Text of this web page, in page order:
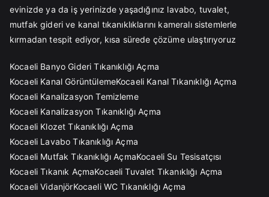
evinizde ya da iş yerinizde yaşadığınız lavabo, tuvalet,
mutfak gideri ve kanal tıkanıklıklarını kameralı sistemlerle
kırmadan tespit ediyor, kısa sürede çözüme ulaştırıyoruz
Kocaeli Banyo Gideri Tıkanıklığı Açma
Kocaeli Kanal GörüntülemeKocaeli Kanal Tıkanıklığı Açma
Kocaeli Kanalizasyon Temizleme
Kocaeli Kanalizasyon Tıkanıklığı Açma
Kocaeli Klozet Tıkanıklığı Açma
Kocaeli Lavabo Tıkanıklığı Açma
Kocaeli Mutfak Tıkanıklığı AçmaKocaeli Su Tesisatçısı
Kocaeli Tıkanık AçmaKocaeli Tuvalet Tıkanıklığı Açma
Kocaeli VidanjörKocaeli WC Tıkanıklığı Açma